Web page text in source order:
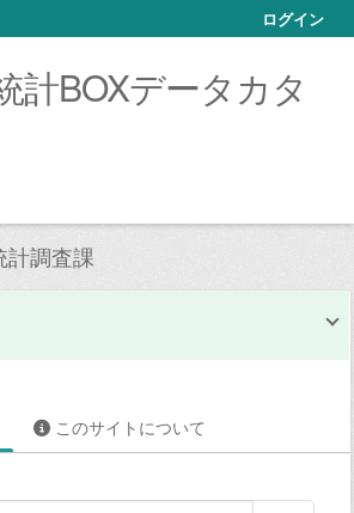
ログイン
計BOXデータカタ
計調査課
このサイトについて